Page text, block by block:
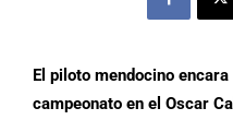
El piloto mendocino
campeonato en el Oscar